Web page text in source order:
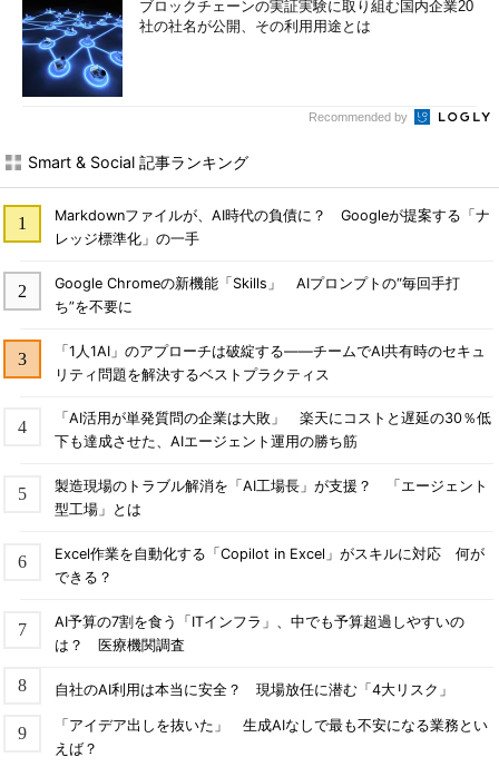
ブロックチェーンの実証実験に取り組む国内企業20
社の社名が公開、その利用用途とは
Recommended by
Smart & Social 記事ランキング
Markdownファイルが、AI時代の負債に？ Googleが提案する「ナ
レッジ標準化」の一手
Google Chromeの新機能「Skills」 AIプロンプトの“毎回手打
ち”を不要に
「1人1AI」のアプローチは破綻する――チームでAI共有時のセキュ
リティ問題を解決するベストプラクティス
「AI活用が単発質問の企業は大敗」 楽天にコストと遅延の30％低
下も達成させた、AIエージェント運用の勝ち筋
製造現場のトラブル解消を「AI工場長」が支援？ 「エージェント
型工場」とは
Excel作業を自動化する「Copilot in Excel」がスキルに対応 何が
できる？
AI予算の7割を食う「ITインフラ」、中でも予算超過しやすいの
は？ 医療機関調査
自社のAI利用は本当に安全？ 現場放任に潜む「4大リスク」
「アイデア出しを抜いた」 生成AIなしで最も不安になる業務とい
えば？